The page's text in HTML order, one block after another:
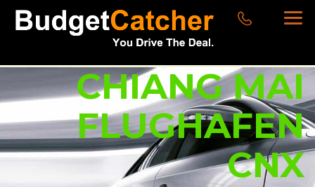
CHIANG MAI
FLUGHAFEN
CNX